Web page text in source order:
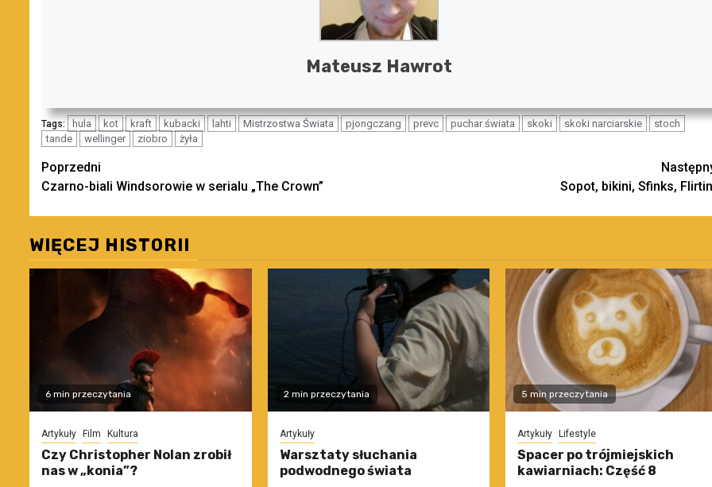
Mateusz Hawrot
Tags: hula kot kraft kubacki lahti Mistrzostwa Świata pjongczang prevc puchar świata skoki skoki narciarskie
stoch
tande
wellinger ziobro żyła
Zobacz
wpisy
Poprzedni
Czarno-biali Windsorowie w serialu „The Crown”
Sopot, bikini, Sfinks,
WIĘCEJ HISTORII
6 min przeczytania
Artykuły Film Kultura
Czy Christopher Nolan zrobił
nas w „konia”?
2 min przeczytania
Artykuły
Warsztaty słuchania
podwodnego świata
5 min przeczytania
Artykuły Lifestyle
Spacer po trójmiejskich
kawiarniach: Część 8